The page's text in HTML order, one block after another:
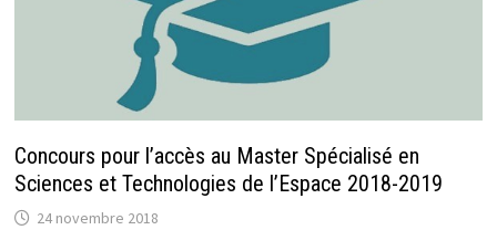
Concours pour l’accès au Master Spécialisé en
Sciences et Technologies de l’Espace 2018-2019
24 novembre 2018